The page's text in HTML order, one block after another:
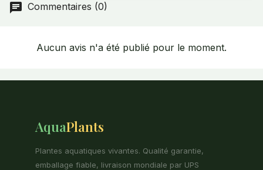
Commentaires (0)
Aucun avis n'a été publié pour le moment.
AquaPlants
Plantes aquatiques vivantes. Qualité garantie,
emballage fiable, livraison mondiale par UPS